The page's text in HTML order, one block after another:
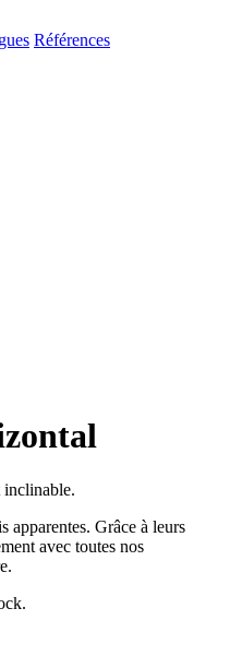
Références
inclinable.
apparentes. Grâce à leurs
avec toutes nos